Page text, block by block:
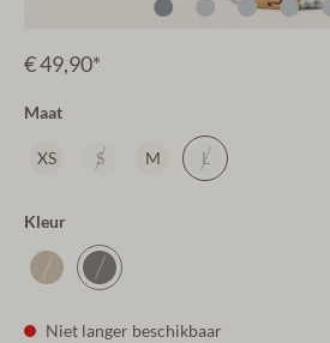
€ 49,90*
Maat
XS S M L
Kleur
Niet langer beschikbaar